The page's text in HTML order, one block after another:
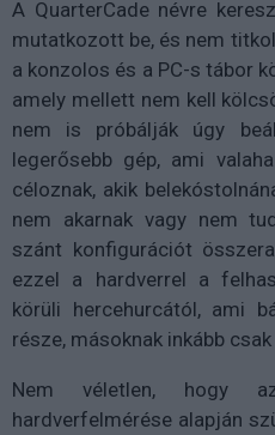
A QuarterCade névre
mutatkozott be, és nem
a konzolos és a PC-s tábor
amely mellett nem kell
nem is próbálják úgy
legerősebb gép, ami
céloznak, akik
nem akarnak vagy nem
szánt konfigurációt
ezzel a hardverrel a
körüli hercehurcától, ami
része, másoknak inkább csak
Nem véletlen, hogy
hardverfelmérése alapján